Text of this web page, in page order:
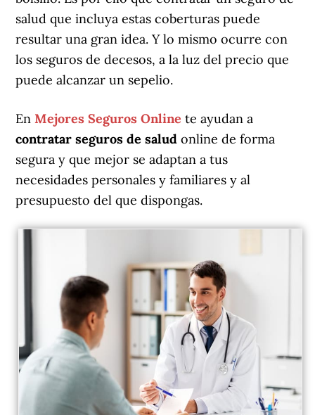
salud que incluya estas coberturas puede
resultar una gran idea. Y lo mismo ocurre con
los seguros de decesos, a la luz del precio que
puede alcanzar un sepelio.
EnMejores Seguros Online te ayudan a
contratar seguros de salud online de forma
segura y que mejor se adaptan a tus
necesidades personales y familiares y al
presupuesto del que dispongas.